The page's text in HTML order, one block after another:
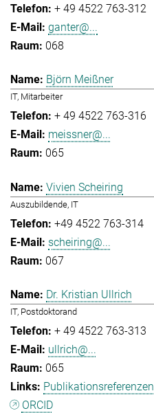
+ 49 4522 763-312
ganter@...
068
Björn Meißner
IT, Mitarbeiter
+ 49 4522 763-316
meissner@...
065
Vivien Scheiring
Auszubildende, IT
+49 4522 763-314
scheiring@...
067
Dr. Kristian Ullrich
IT, Postdoktorand
+ 49 4522 763-313
ullrich@...
065
Publikationsreferenzen
ORCID